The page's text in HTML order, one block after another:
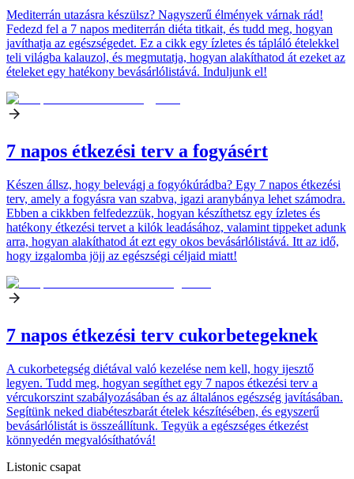
Mediterrán utazásra készülsz? Nagyszerű élmények várnak rád!
Fedezd fel a 7 napos mediterrán diéta titkait, és tudd meg, hogyan
javíthatja az egészségedet. Ez a cikk egy ízletes és tápláló ételekkel
teli világba kalauzol, és megmutatja, hogyan alakíthatod át ezeket az
ételeket egy hatékony bevásárlólistává. Induljunk el!
7 napos étkezési terv a fogyásért
Készen állsz, hogy belevágj a fogyókúrádba? Egy 7 napos étkezési
terv, amely a fogyásra van szabva, igazi aranybánya lehet számodra.
Ebben a cikkben felfedezzük, hogyan készíthetsz egy ízletes és
hatékony étkezési tervet a kilók leadásához, valamint tippeket adunk
arra, hogyan alakíthatod át ezt egy okos bevásárlólistává. Itt az idő,
hogy izgalomba jöjj az egészségi céljaid miatt!
7 napos étkezési terv cukorbetegeknek
A cukorbetegség diétával való kezelése nem kell, hogy ijesztő
legyen. Tudd meg, hogyan segíthet egy 7 napos étkezési terv a
vércukorszint szabályozásában és az általános egészség javításában.
Segítünk neked diabéteszbarát ételek készítésében, és egyszerű
bevásárlólistát is összeállítunk. Tegyük a egészséges étkezést
könnyedén megvalósíthatóvá!
Listonic csapat